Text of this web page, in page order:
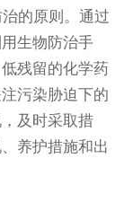
的原则。通过
生物防治手
残留的化学药
污染胁迫下的
及时采取措
养护措施和出